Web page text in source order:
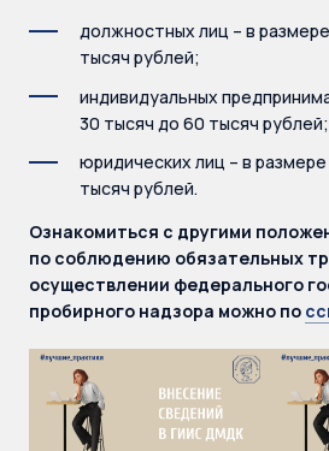
должностных лиц – в
тысяч рублей;
индивидуальных
30 тысяч до 60 тысяч рублей;
юридических лиц – в
тысяч рублей.
Ознакомиться с другими
по соблюдению обязательных
осуществлении федерального
пробирного надзора можно по